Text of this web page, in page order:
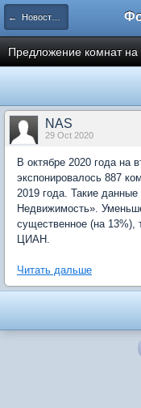
← Новости рынка недвижимости
Предложение комнат на
NAS
29 Oct 2020
В октябре 2020 года на
экспонировалось 887
2019 года. Такие
Недвижимость».
существенное (на 13%),
ЦИАН.
Читать дальше